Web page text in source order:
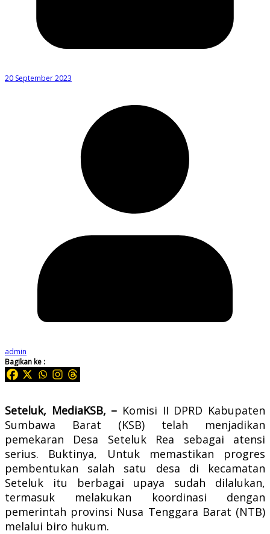
20 September 2023
admin
Bagikan ke :
Seteluk, MediaKSB, – Komisi II DPRD Kabupaten
Sumbawa Barat (KSB) telah menjadikan
pemekaran Desa Seteluk Rea sebagai atensi
serius. Buktinya, Untuk memastikan progres
pembentukan salah satu desa di kecamatan
Seteluk itu berbagai upaya sudah dilalukan,
termasuk melakukan koordinasi dengan
pemerintah provinsi Nusa Tenggara Barat (NTB)
melalui biro hukum.